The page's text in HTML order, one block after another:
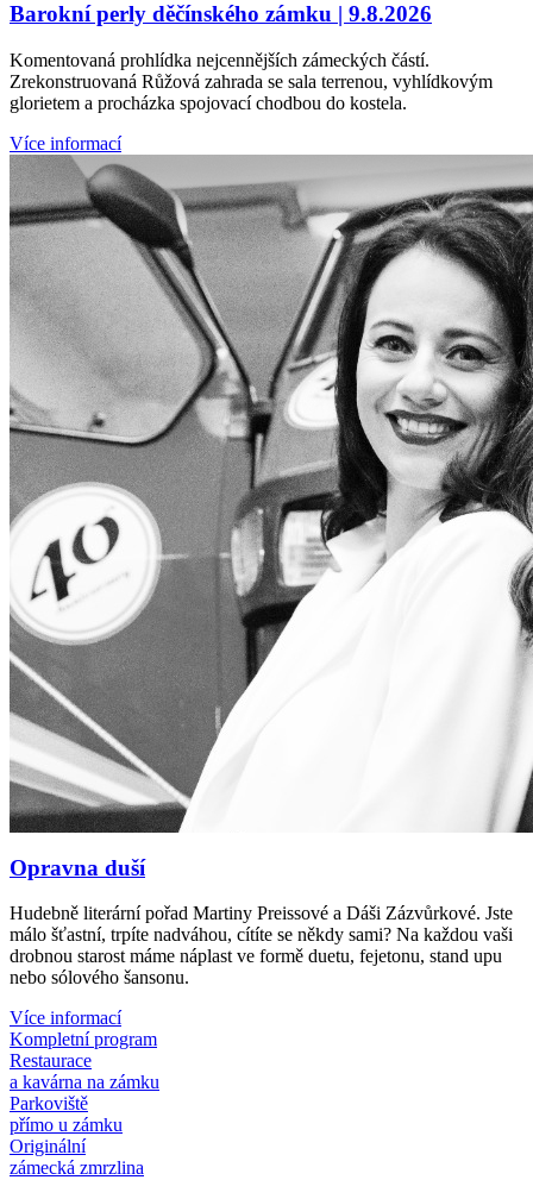
Barokní perly děčínského zámku | 9.8.2026
Komentovaná prohlídka nejcennějších zámeckých částí.
Zrekonstruovaná Růžová zahrada se sala terrenou, vyhlídkovým
glorietem a procházka spojovací chodbou do kostela.
Více informací
Opravna duší
Hudebně literární pořad Martiny Preissové a Dáši Zázvůrkové. Jste
málo šťastní, trpíte nadváhou, cítíte se někdy sami? Na každou vaši
drobnou starost máme náplast ve formě duetu, fejetonu, stand upu
nebo sólového šansonu.
Více informací
Kompletní program
Restaurace
a kavárna na zámku
Parkoviště
přímo u zámku
Originální
zámecká zmrzlina